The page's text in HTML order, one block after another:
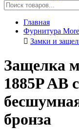
Главная
Фурнитура
Замки и
Защелка
1885P AB
бронза